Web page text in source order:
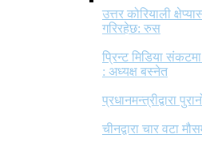
उत्तर कोरियाली
गरिरहेछ: रुस
प्रिन्ट मिडिया
: अध्यक्ष बस्नेत
प्रधानमन्त्रीद्वारा
चीनद्वारा चार वटा